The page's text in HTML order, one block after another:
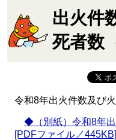
出火件
死者数
令和8年出火件数及び
◆（別紙）令和8年出
[PDFファイル／445KB]